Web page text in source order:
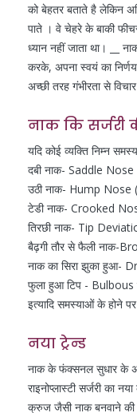
को बेहतर बताते है लेकिन
पाते । वे चेहरे के बाकी
ध्यान नहीं जाता था। __
करके, अपना स्वयं का
अच्छी तरह गंभीरता से
नाक कि सर्जरी
यदि कोई व्यक्ति निम्न
दबी नाक- Saddle
उठी नाक- Hump Nose
टेडी नाक- Crooked
तिरछी नाक- Tip
बैढ़गी तौर से फैली नाक-
नाक का सिरा झुका हुआ-
फुला हुआ टिप - Bulbous
इत्यादि समस्याओं के होने
नया ट्रेन्ड
नाक के फंक्सनल सुधार के
राइनोप्लास्टी सर्जरी का
क्रुज जैसी नाक बनवाने की